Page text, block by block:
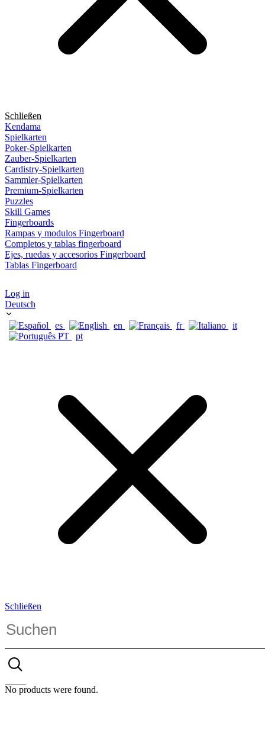
Schließen
Kendama
Spielkarten
Poker-Spielkarten
Zauber-Spielkarten
Cardistry-Spielkarten
Sammler-Spielkarten
Premium-Spielkarten
Puzzles
Skill Games
Fingerboards
Rampas y modulos Fingerboard
Completos y tablas fingerboard
Ejes, ruedas y accesorios Fingerboard
Tablas Fingerboard
Log in
Deutsch
es en fr
it
pt
Schließen
No products were found.